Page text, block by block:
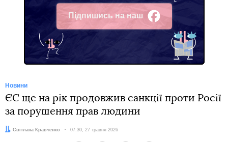
Підпишись на наш
Facebook
Новини
ЄС ще на рік продовжив санкції проти Росії
за порушення прав людини
Автор:
Світлана Кравченко Дата:
07:30, 27 травня 2026